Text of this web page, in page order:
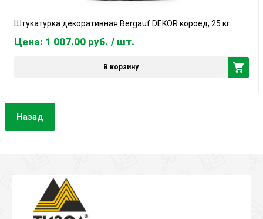
Штукатурка декоративная Bergauf DEKOR короед, 25 кг
Цена: 1 007.00 руб. / шт.
В корзину
Назад